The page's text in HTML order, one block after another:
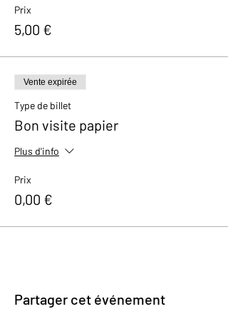
Prix
5,00 €
Vente expirée
Type de billet
Bon visite papier
Plus d'info
Prix
0,00 €
Partager cet événement